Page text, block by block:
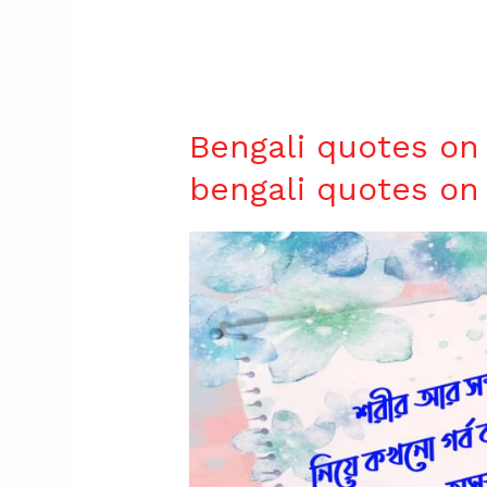
Bengali quotes
bengali quotes